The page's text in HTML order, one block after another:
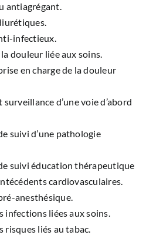
antiagrégant.
infectieux.
douleur liée aux soins.
en charge de la douleur
d’une voie d’abord
suivi d’une pathologie
suivi éducation thérapeutique
cardiovasculaires.
anesthésique.
infections liées aux soins.
risques liés au tabac.